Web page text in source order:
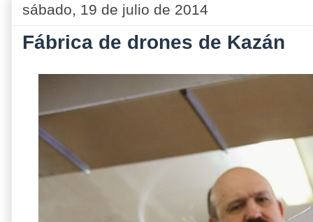
sábado, 19 de julio de 2014
Fábrica de drones de Kazán